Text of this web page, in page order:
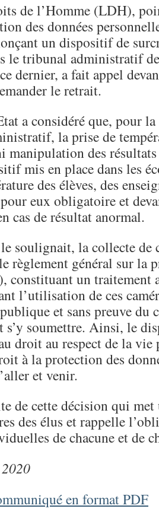
de l’Homme (LDH),
des données
un dispositif de
le tribunal administratif
dernier, a fait appel
le retrait.
a considéré que, pour
la prise de
manipulation des
mis en place dans les
des élèves, des
eux obligatoire et
cas de résultat anormal.
soulignait, la collecte de
règlement général sur la
constituant un traitement
l’utilisation de ces
et sans preuve du
s’y soumettre. Ainsi, le
droit au respect de la
à la protection des
et venir.
de cette décision qui
des élus et rappelle
de chacune et de
en format PDF